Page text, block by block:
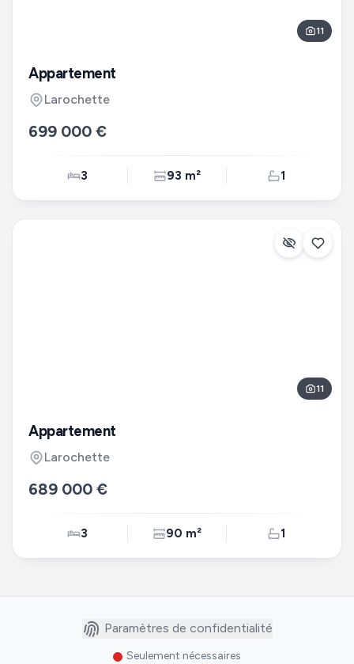
11
Appartement
Larochette
699 000 €
3 93 m² 1
11
Appartement
Larochette
689 000 €
3 90 m² 1
Paramètres de confidentialité
Seulement nécessaires